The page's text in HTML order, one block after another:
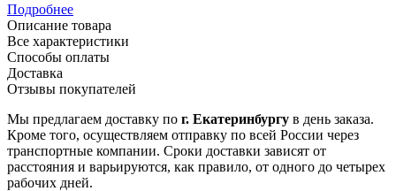
Подробнее
Описание товара
Все характеристики
Способы оплаты
Доставка
Отзывы покупателей
Мы предлагаем доставку по г. Екатеринбургу в день заказа.
Кроме того, осуществляем отправку по всей России через
транспортные компании. Сроки доставки зависят от
расстояния и варьируются, как правило, от одного до четырех
рабочих дней.